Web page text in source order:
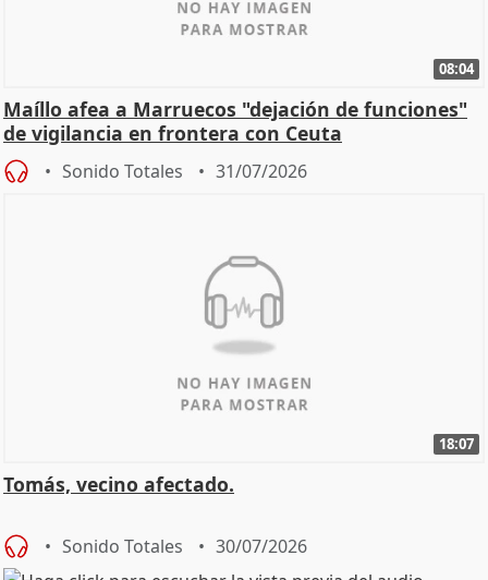
08:04
Maíllo afea a Marruecos "dejación de funciones"
de vigilancia en frontera con Ceuta
Sonido Totales 31/07/2026
18:07
Tomás, vecino afectado.
Sonido Totales 30/07/2026